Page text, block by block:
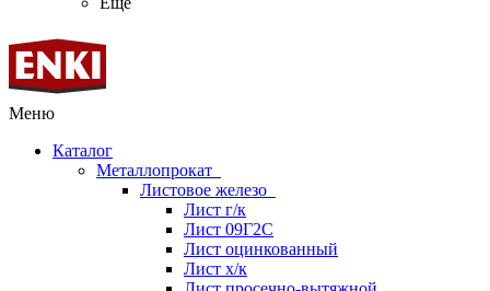
Меню
Каталог
Металлопрокат
Листовое железо
Лист г/к
Лист 09Г2С
Лист оцинкованный
Лист х/к